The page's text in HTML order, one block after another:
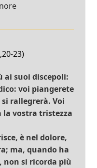
23)
ai suoi discepoli:
voi piangerete
rallegrerà. Voi
la vostra tristezza
è nel dolore,
ma, quando ha
non si ricorda più